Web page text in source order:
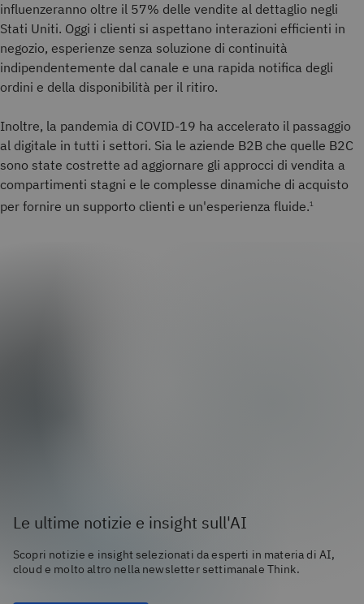
influenzeranno oltre il 57% delle vendite al dettaglio negli
Stati Uniti. Oggi i clienti si aspettano interazioni efficienti in
negozio, esperienze senza soluzione di continuità
indipendentemente dal canale e una rapida notifica degli
ordini e della disponibilità per il ritiro.
Inoltre, la pandemia di COVID-19 ha accelerato il passaggio
al digitale in tutti i settori. Sia le aziende B2B che quelle B2C
sono state costrette ad aggiornare gli approcci di vendita a
compartimenti stagni e le complesse dinamiche di acquisto
per fornire un supporto clienti e un'esperienza fluide.1
Le ultime notizie e insight sull'AI
Scopri notizie e insight selezionati da esperti in materia di AI,
cloud e molto altro nella newsletter settimanale Think.